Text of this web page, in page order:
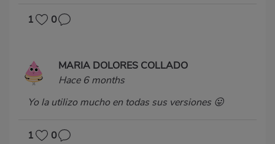
1 0
MARIA DOLORES COLLADO
Hace 6 months
Yo la utilizo mucho en todas sus versiones 😛
1 0